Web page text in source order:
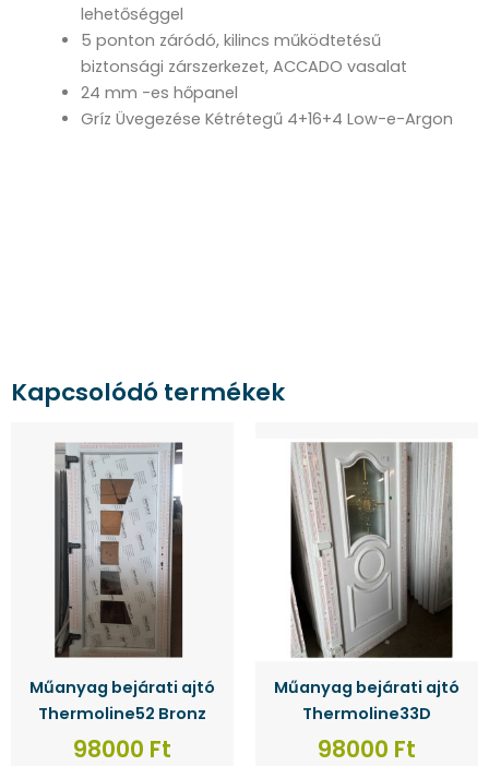
lehetőséggel
5 ponton záródó, kilincs működtetésű
biztonsági zárszerkezet, ACCADO vasalat
24 mm -es hőpanel
Gríz Üvegezése Kétrétegű 4+16+4 Low-e-Argon
Kapcsolódó termékek
Műanyag bejárati ajtó
Thermoline52 Bronz
98000 Ft
a
terméknek
több
variációja
van.
A
változatok
a
választhatók
ki
Műanyag bejárati ajtó
Thermoline33D
98000 Ft
a
terméknek
több
variációja
van.
A
változatok
a
választhatók
ki